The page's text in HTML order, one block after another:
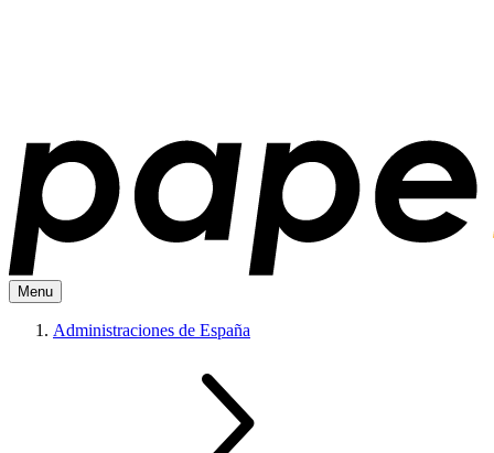
Menu
Administraciones de España